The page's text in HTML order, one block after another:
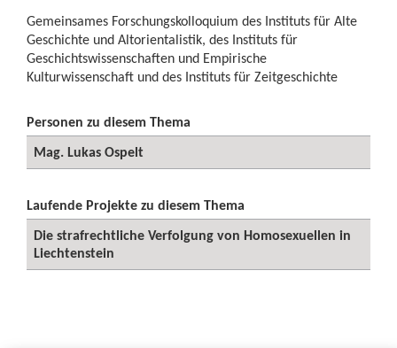
Gemeinsames Forschungskolloquium des Instituts für Alte
Geschichte und Altorientalistik, des Instituts für
Geschichtswissenschaften und Empirische
Kulturwissenschaft und des Instituts für Zeitgeschichte
Personen zu diesem Thema
Mag. Lukas Ospelt
Laufende Projekte zu diesem Thema
Die strafrechtliche Verfolgung von Homosexuellen in
Liechtenstein